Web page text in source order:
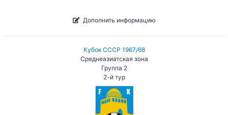
Дополнить информацию
Кубок СССР 1967/68
Среднеазиатская зона
Группа 2
2-й тур